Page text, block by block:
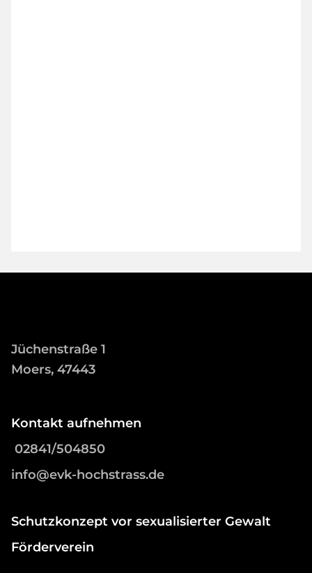
Jüchenstraße 1
Moers, 47443
Kontakt aufnehmen
02841/504850
info@evk-hochstrass.de
Schutzkonzept vor sexualisierter Gewalt
Förderverein